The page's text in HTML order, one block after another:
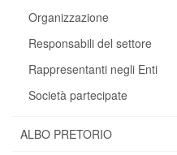
Organizzazione
Responsabili del settore
Rappresentanti negli Enti
Società partecipate
ALBO PRETORIO